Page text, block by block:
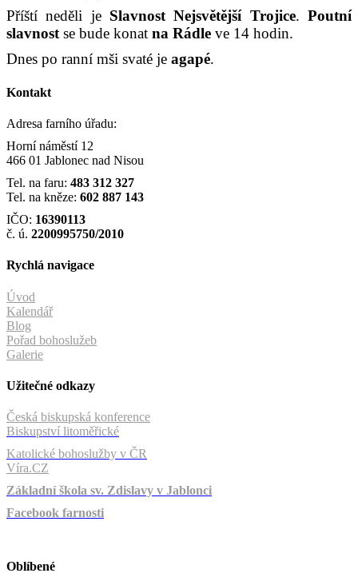
Příští neděli je Slavnost Nejsvětější Trojice.Poutní
slavnostse bude konat na Rádle ve 14 hodin.
Dnes po ranní mši svaté je agapé.
Kontakt
Adresa farního úřadu:
Horní náměstí 12
466 01 Jablonec nad Nisou
Tel. na faru: 483 312 327
Tel. na kněze: 602 887 143
IČO: 16390113
č. ú. 2200995750/2010
Rychlá navigace
Úvod
Kalendář
Blog
Pořad bohoslužeb
Galerie
Užitečné odkazy
Česká biskupská konference
Biskupství litoměřické
Katolické bohoslužby v ČR
Víra.CZ
Základní škola sv. Zdislavy v Jablonci
Facebook farnosti
Oblíbené